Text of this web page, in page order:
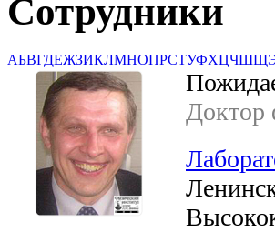
Сотрудники
АБВГДЕЖЗИКЛМНОПРСТУФХЦЧШЩ
Доктор